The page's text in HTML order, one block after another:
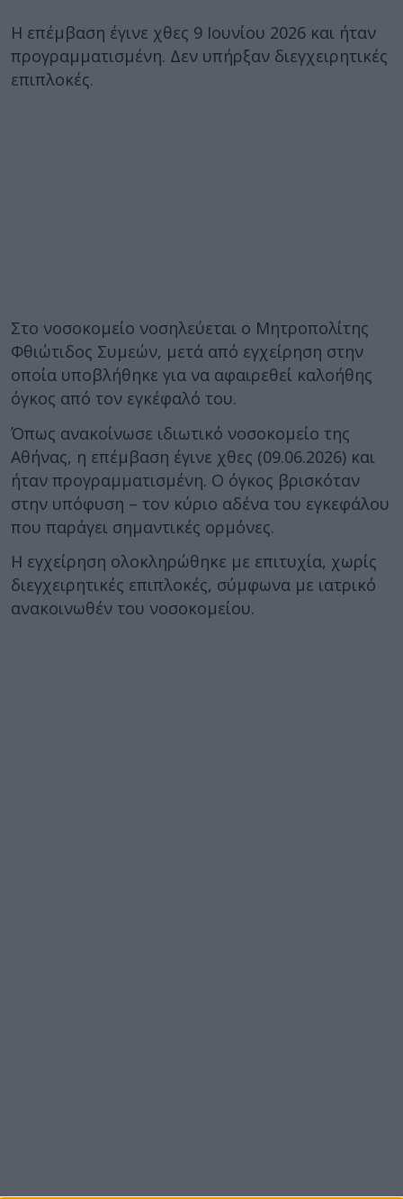
Η επέμβαση έγινε χθες 9 Ιουνίου 2026 και ήταν
προγραμματισμένη. Δεν υπήρξαν διεγχειρητικές
επιπλοκές.
Στο νοσοκομείο νοσηλεύεται ο Μητροπολίτης
Φθιώτιδος Συμεών, μετά από εγχείρηση στην
οποία υποβλήθηκε για να αφαιρεθεί καλοήθης
όγκος από τον εγκέφαλό του.
Όπως ανακοίνωσε ιδιωτικό νοσοκομείο της
Αθήνας, η επέμβαση έγινε χθες (09.06.2026) και
ήταν προγραμματισμένη. Ο όγκος βρισκόταν
στην υπόφυση – τον κύριο αδένα του εγκεφάλου
που παράγει σημαντικές ορμόνες.
Η εγχείρηση ολοκληρώθηκε με επιτυχία, χωρίς
διεγχειρητικές επιπλοκές, σύμφωνα με ιατρικό
ανακοινωθέν του νοσοκομείου.